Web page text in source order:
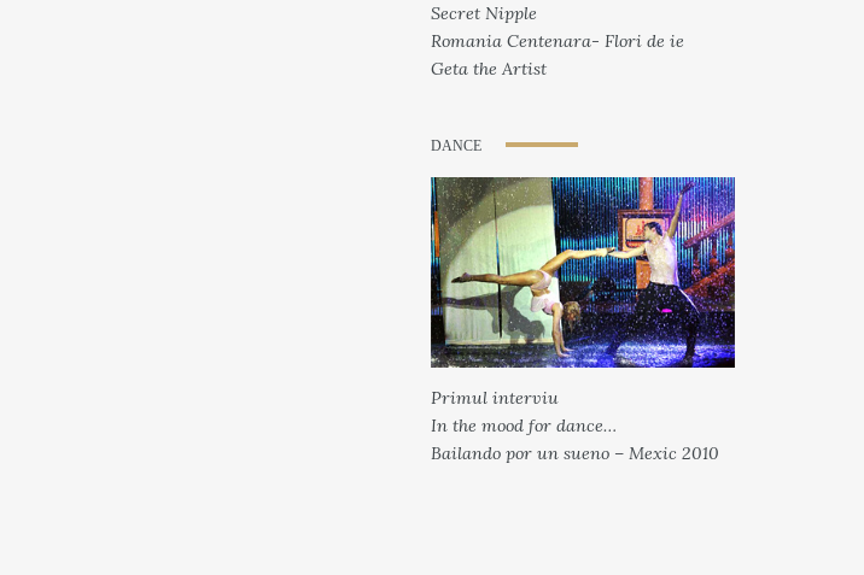
Secret Nipple
Romania Centenara- Flori de ie
Geta the Artist
DANCE
Primul interviu
In the mood for dance…
Bailando por un sueno – Mexic 2010